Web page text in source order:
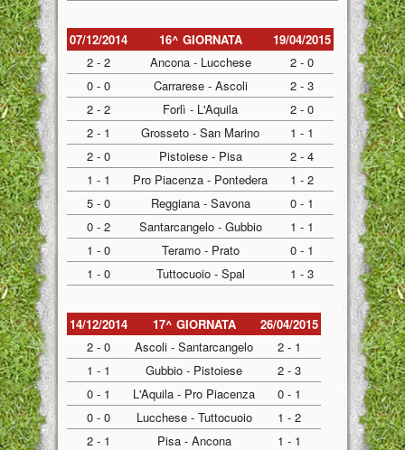
07/12/2014 16^ GIORNATA
19/04/2015
2 - 2
Ancona - Lucchese
2 - 0
0 - 0
Carrarese - Ascoli
2 - 3
2 - 2
Forlì - L'Aquila
2 - 0
2 - 1
Grosseto - San Marino
1 - 1
2 - 0
Pistoiese - Pisa
2 - 4
1 - 1
Pro Piacenza - Pontedera
1 - 2
5 - 0
Reggiana - Savona
0 - 1
0 - 2
Santarcangelo - Gubbio
1 - 1
1 - 0
Teramo - Prato
0 - 1
1 - 0
Tuttocuoio - Spal 1 - 3
14/12/2014 17^ GIORNATA
26/04/2015
2 - 0
Ascoli - Santarcangelo
2 - 1
1 - 1
Gubbio - Pistoiese
2 - 3
0 - 1
L'Aquila - Pro Piacenza
0 - 1
0 - 0
Lucchese - Tuttocuoio
1 - 2
2 - 1
Pisa - Ancona
1 - 1